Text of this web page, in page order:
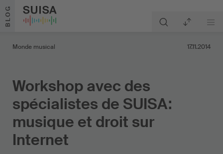
Aller au contenu
BLOG
Monde musical 17.11.2014
Workshop avec des
spécialistes de SUISA:
musique et droit sur
Internet